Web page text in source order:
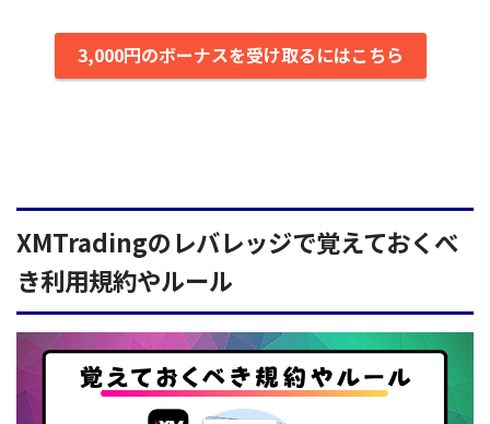
3,000円のボーナスを受け取るにはこちら
XMTradingのレバレッジで覚えておくべ
き利用規約やルール